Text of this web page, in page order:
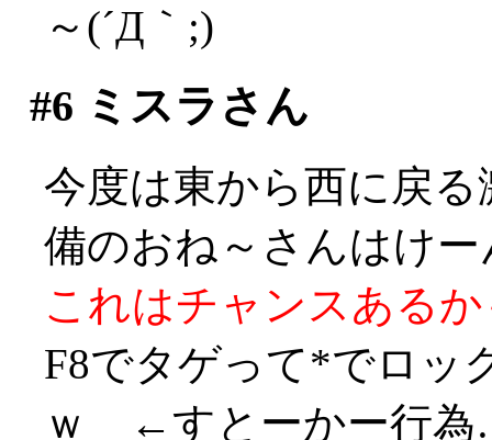
～(´Д｀;)
#6 ミスラさん
今度は東から西に戻
備のおね～さんはけ
これはチャンスある
F8でタゲって*でロッ
ｗ ←すとーかー行為